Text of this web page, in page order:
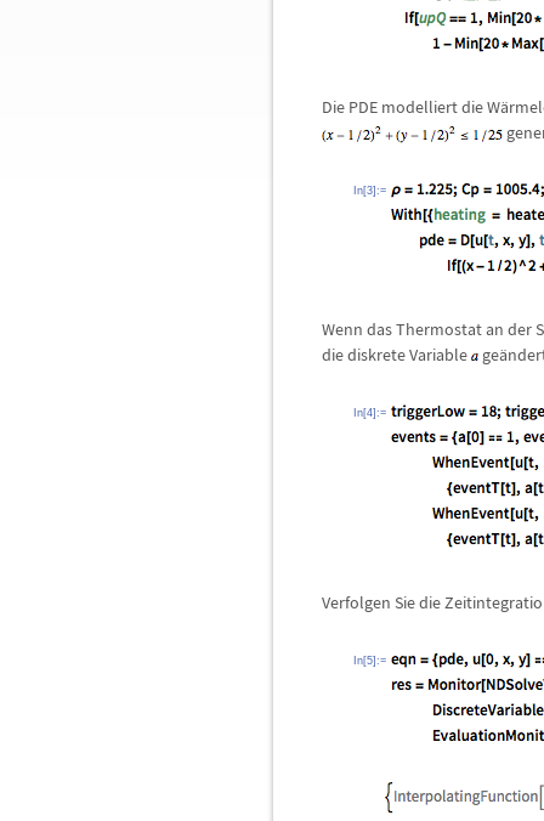
Die PDE modelliert die Wä
In[3]:=
Wenn das Thermostat an der
die diskrete Variable
geä
In[4]:=
Verfolgen Sie die
In[5]:=